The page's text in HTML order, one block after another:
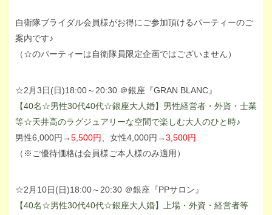
自衛隊ブライダル会員様がお得にご参加頂けるパーティーのご
案内です♪
（☆のパーティーは自衛隊員限定企画ではございません）
☆2月3日(日)18:00～20:30 ＠銀座『GRAN BLANC』
【40名☆男性30代40代☆銀座大人婚】男性経営者・外資・士業
等☆天井高のラグジュアリーな空間で楽しむ大人のひと時♪
男性6,000円→5,500円 、女性4,000円→3,500円
（※ご優待価格は会員様ご本人様のみ適用）
☆2月10日(日)18:00～20:30 ＠銀座『PPサロン』
【40名☆男性30代40代☆銀座大人婚】上場・外資・経営者等